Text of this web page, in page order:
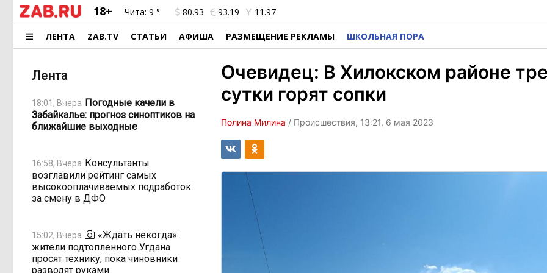
18+ Чита: 9 ° 80.93 93.19 11.97
ЛЕНТА ZAB.TV СТАТЬИ АФИША РАЗМЕЩЕНИЕ РЕКЛАМЫ ШКОЛЬНАЯ ПОРА
Лента
18:01, Вчера Погодные качели в
Забайкалье: прогноз синоптиков на
ближайшие выходные
16:58, Вчера Консультанты
возглавили рейтинг самых
высокооплачиваемых подработок
за смену в ДФО
15:02, Вчера
«Ждать некогда»:
жители подтопленного Угдана
просят технику, пока чиновники
разводят руками
Очевидец: В Хилокском районе
сутки горят сопки
Полина Милина / Происшествия, 13:21, 6 мая 2023